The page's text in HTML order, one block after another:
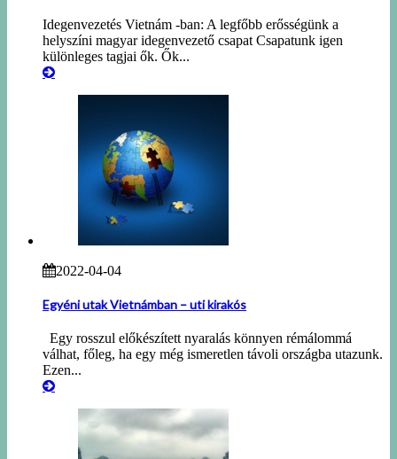
Idegenvezetés Vietnám -ban: A legfőbb erősségünk a
helyszíni magyar idegenvezető csapat Csapatunk igen
különleges tagjai ők. Ők...
2022-04-04
Egyéni utak Vietnámban – uti kirakós
Egy rosszul előkészített nyaralás könnyen rémálommá
válhat, főleg, ha egy még ismeretlen távoli országba utazunk.
Ezen...